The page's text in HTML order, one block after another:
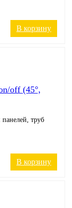
В корзину
off (45°,
труб
В корзину